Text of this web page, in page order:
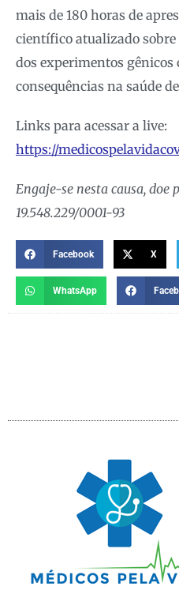
mais de 180 horas de
científico atualizado sobre
dos experimentos gênicos
consequências na saúde
Links para acessar a live:
https://
Engaje-se nesta causa, doe
19.548.229/0001-93
Facebook X
WhatsApp